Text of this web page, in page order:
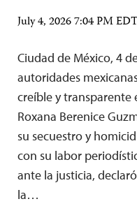
July 4, 2026 7:04 PM
Ciudad de México, 4
autoridades
creíble y transparente
Roxana Berenice
su secuestro y
con su labor
ante la justicia,
la…